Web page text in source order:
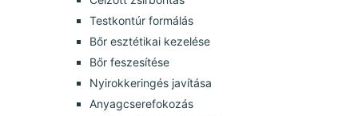
Testkontúr formálás
Bőr esztétikai kezelése
Bőr feszesítése
Nyirokkeringés javítása
Anyagcserefokozás